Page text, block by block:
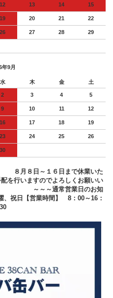
12 13 14 15
19 20 21 22
26 27 28 29
年9月
水 木 金 土
2 3 4 5
9 10 11 12
16 17 18 19
23 24 25 26
30
８月８日～１６日まで休業いた
を行いますのでよろしくお願いい
通常営業日のお知
祝日【営業時間】 8：00～16：
30